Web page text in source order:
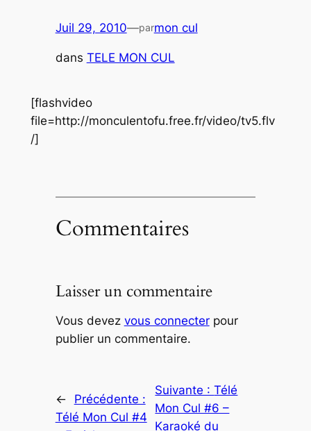
Juil 29, 2010—parmon cul
dans TELE MON CUL
[flashvideo
file=http://monculentofu.free.fr/video/tv5.flv
/]
Commentaires
Laisser un commentaire
Vous devez vous connecterpour
publier un commentaire.
←
Précédente :
Télé Mon Cul #4
Suivante :Télé
Mon Cul #6 –
Karaoké du